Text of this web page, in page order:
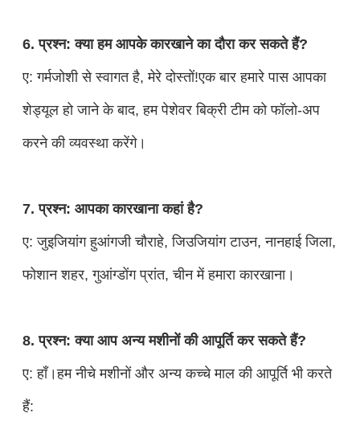
6. प्रश्न: क्या हम आपके कारखाने का दौरा कर सकते हैं?
ए: गर्मजोशी से स्वागत है, मेरे दोस्तों!एक बार हमारे पास आपका
शेड्यूल हो जाने के बाद, हम पेशेवर बिक्री टीम को फॉलो-अप
करने की व्यवस्था करेंगे।
7. प्रश्न: आपका कारखाना कहां है?
ए: जुइजियांग हुआंगजी चौराहे, जिउजियांग टाउन, नानहाई जिला,
फोशान शहर, गुआंग्डोंग प्रांत, चीन में हमारा कारखाना।
8. प्रश्न: क्या आप अन्य मशीनों की आपूर्ति कर सकते हैं?
ए: हाँ।हम नीचे मशीनों और अन्य कच्चे माल की आपूर्ति भी करते
हैं: